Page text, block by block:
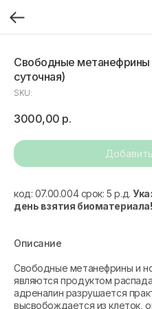
Свободные
суточная)
SKU:
3000,00 р.
код: 07.00.004 срок: 5 р.д.
день взятия биоматериала!
Описание
Свободные метанефрины и
являются продуктом
адреналин разрушается
высвобождается из клеток,